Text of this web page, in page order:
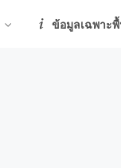
ข้อมูลเฉพาะ